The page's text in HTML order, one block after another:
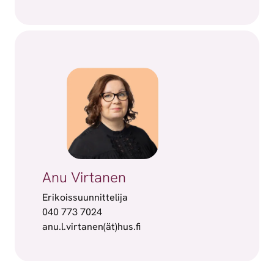
Anu Virtanen
Erikoissuunnittelija
040 773 7024
anu.l.virtanen(ät)hus.fi